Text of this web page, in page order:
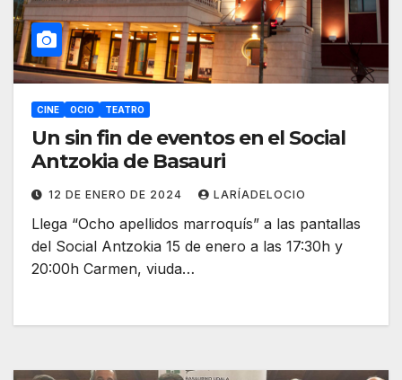
CINE OCIO TEATRO
Un sin fin de eventos en el Social
Antzokia de Basauri
12 DE ENERO DE 2024 LARÍADELOCIO
Llega “Ocho apellidos marroquís” a las pantallas
del Social Antzokia 15 de enero a las 17:30h y
20:00h Carmen, viuda…